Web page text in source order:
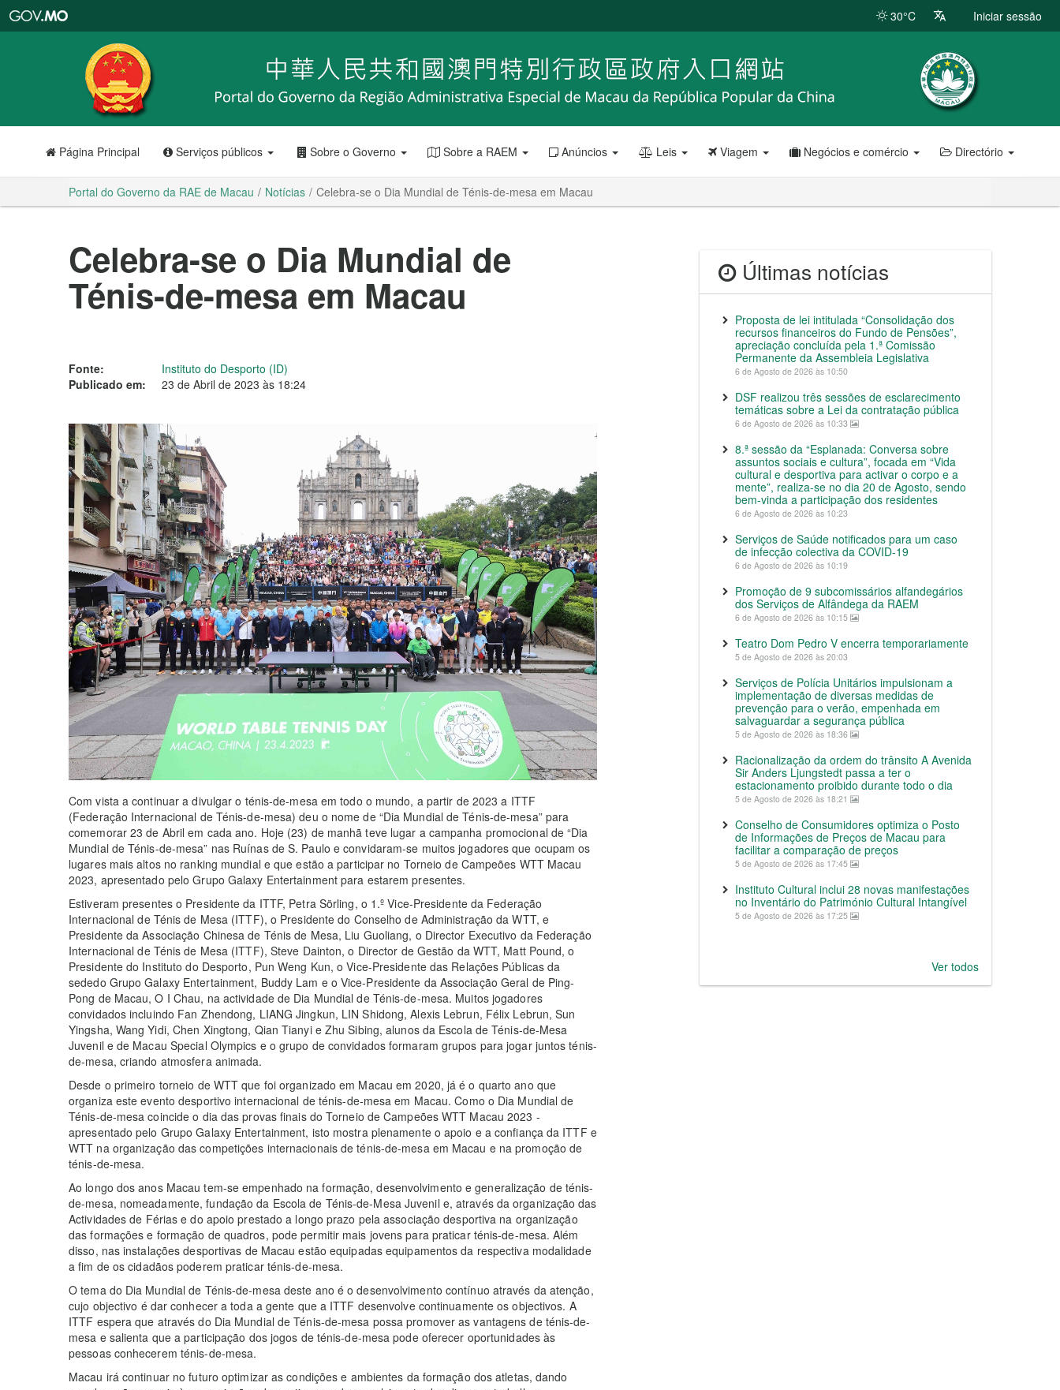
RAE
de
Macau
30°C Iniciar sessão
Página Principal Serviços públicos Sobre o Governo Sobre a RAEM Anúncios Leis Viagem Negócios e comércio Directório
Portal do Governo da RAE de Macau Notícias Celebra-se o Dia Mundial de Ténis-de-mesa em Macau
Celebra-se o Dia Mundial de
Ténis-de-mesa em Macau
Fonte:
Instituto do Desporto (ID)
Publicado em:
23 de Abril de 2023 às 18:24
Com vista a continuar a divulgar o ténis-de-mesa em todo o mundo, a partir de 2023 a ITTF
(Federação Internacional de Ténis-de-mesa) deu o nome de “Dia Mundial de Ténis-de-mesa” para
comemorar 23 de Abril em cada ano. Hoje (23) de manhã teve lugar a campanha promocional de “Dia
Mundial de Ténis-de-mesa” nas Ruínas de S. Paulo e convidaram-se muitos jogadores que ocupam os
lugares mais altos no ranking mundial e que estão a participar no Torneio de Campeões WTT Macau
2023, apresentado pelo Grupo Galaxy Entertainment para estarem presentes.
Estiveram presentes o Presidente da ITTF, Petra Sörling, o 1.º Vice-Presidente da Federação
Internacional de Ténis de Mesa (ITTF), o Presidente do Conselho de Administração da WTT, e
Presidente da Associação Chinesa de Ténis de Mesa, Liu Guoliang, o Director Executivo da Federação
Internacional de Ténis de Mesa (ITTF), Steve Dainton, o Director de Gestão da WTT, Matt Pound, o
Presidente do Instituto do Desporto, Pun Weng Kun, o Vice-Presidente das Relações Públicas da
sededo Grupo Galaxy Entertainment, Buddy Lam e o Vice-Presidente da Associação Geral de Ping-
Pong de Macau, O I Chau, na actividade de Dia Mundial de Ténis-de-mesa. Muitos jogadores
convidados incluindo Fan Zhendong, LIANG Jingkun, LIN Shidong, Alexis Lebrun, Félix Lebrun, Sun
Yingsha, Wang Yidi, Chen Xingtong, Qian Tianyi e Zhu Sibing, alunos da Escola de Ténis-de-Mesa
Juvenil e de Macau Special Olympics e o grupo de convidados formaram grupos para jogar juntos ténis-
de-mesa, criando atmosfera animada.
Desde o primeiro torneio de WTT que foi organizado em Macau em 2020, já é o quarto ano que
organiza este evento desportivo internacional de ténis-de-mesa em Macau. Como o Dia Mundial de
Ténis-de-mesa coincide o dia das provas finais do Torneio de Campeões WTT Macau 2023 -
apresentado pelo Grupo Galaxy Entertainment, isto mostra plenamente o apoio e a confiança da ITTF e
WTT na organização das competições internacionais de ténis-de-mesa em Macau e na promoção de
ténis-de-mesa.
Ao longo dos anos Macau tem-se empenhado na formação, desenvolvimento e generalização de ténis-
de-mesa, nomeadamente, fundação da Escola de Ténis-de-Mesa Juvenil e, através da organização das
Actividades de Férias e do apoio prestado a longo prazo pela associação desportiva na organização
das formações e formação de quadros, pode permitir mais jovens para praticar ténis-de-mesa. Além
disso, nas instalações desportivas de Macau estão equipadas equipamentos da respectiva modalidade
a fim de os cidadãos poderem praticar ténis-de-mesa.
O tema do Dia Mundial de Ténis-de-mesa deste ano é o desenvolvimento contínuo através da atenção,
cujo objectivo é dar conhecer a toda a gente que a ITTF desenvolve continuamente os objectivos. A
ITTF espera que através do Dia Mundial de Ténis-de-mesa possa promover as vantagens de ténis-de-
mesa e salienta que a participação dos jogos de ténis-de-mesa pode oferecer oportunidades às
pessoas conhecerem ténis-de-mesa.
Macau irá continuar no futuro optimizar as condições e ambientes da formação dos atletas, dando
Últimas notícias
Proposta de lei intitulada “Consolidação dos
recursos financeiros do Fundo de Pensões”,
apreciação concluída pela 1.ª Comissão
Permanente da Assembleia Legislativa
6 de Agosto de 2026 às 10:50
DSF realizou três sessões de esclarecimento
temáticas sobre a Lei da contratação pública
6 de Agosto de 2026 às 10:33
8.ª sessão da “Esplanada: Conversa sobre
assuntos sociais e cultura”, focada em “Vida
cultural e desportiva para activar o corpo e a
mente”, realiza-se no dia 20 de Agosto, sendo
bem-vinda a participação dos residentes
6 de Agosto de 2026 às 10:23
Serviços de Saúde notificados para um caso
de infecção colectiva da COVID-19
6 de Agosto de 2026 às 10:19
Promoção de 9 subcomissários alfandegários
dos Serviços de Alfândega da RAEM
6 de Agosto de 2026 às 10:15
Teatro Dom Pedro V encerra temporariamente
5 de Agosto de 2026 às 20:03
Serviços de Polícia Unitários impulsionam a
implementação de diversas medidas de
prevenção para o verão, empenhada em
salvaguardar a segurança pública
5 de Agosto de 2026 às 18:36
Racionalização da ordem do trânsito A Avenida
Sir Anders Ljungstedt passa a ter o
estacionamento proibido durante todo o dia
5 de Agosto de 2026 às 18:21
Conselho de Consumidores optimiza o Posto
de Informações de Preços de Macau para
facilitar a comparação de preços
5 de Agosto de 2026 às 17:45
Instituto Cultural inclui 28 novas manifestações
no Inventário do Património Cultural Intangível
5 de Agosto de 2026 às 17:25
Ver todos